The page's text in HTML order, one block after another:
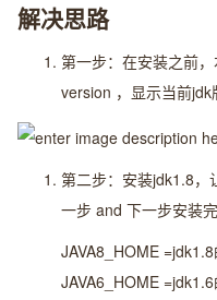
解决思路
第一步：在安装之前
version ，显示当前
第二步：安装jdk1.8，
一步 and 下一步安装
JAVA8_HOME
JAVA6_HOME